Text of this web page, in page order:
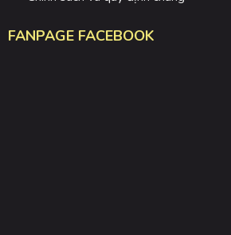
FANPAGE FACEBOOK